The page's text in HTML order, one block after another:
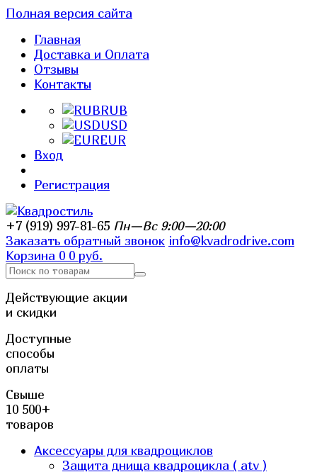
Полная версия сайта
Главная
Доставка и Оплата
Отзывы
Контакты
RUB
USD
EUR
Вход
Регистрация
+7 (919) 997-81-65 Пн—Вс 9:00—20:00
Заказать обратный звонок info@kvadrodrive.com
Корзина 0 0 руб.
Действующие акции
и скидки
Доступные
способы
оплаты
Свыше
10 500+
товаров
Аксессуары для квадроциклов
Защита днища квадроцикла ( atv )